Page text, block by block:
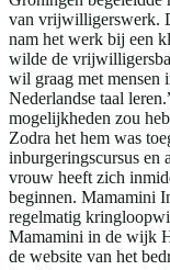
van vrijwilligerswerk.
nam het werk bij een
wilde de
wil graag met mensen
Nederlandse taal
mogelijkheden zou
Zodra het hem was
inburgeringscursus en
vrouw heeft zich
beginnen. Mamamini
regelmatig
Mamamini in de wijk
de website van het